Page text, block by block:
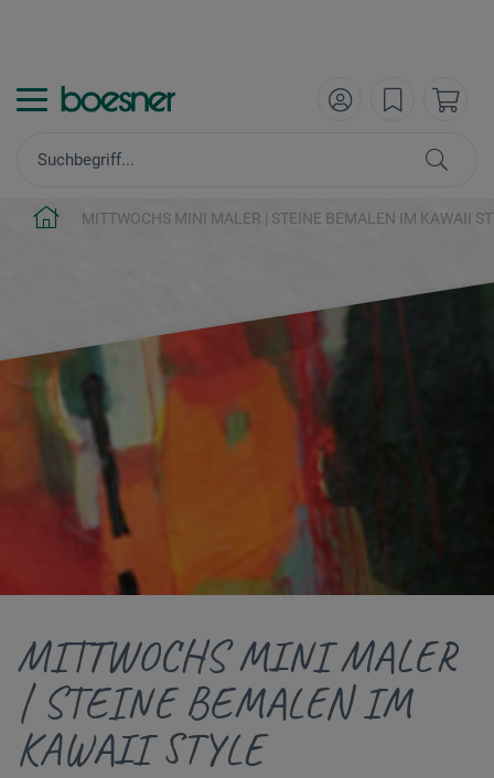
MITTWOCHS MINI MALER | STEINE BEMALEN IM KAWAII
MITTWOCHS MINI MALER
| STEINE BEMALEN IM
KAWAII STYLE